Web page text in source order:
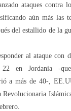
ataques contra
aún más las
del estallido de la
al ataque con
en Jordania -
a más de 40-,
Revolucionaria